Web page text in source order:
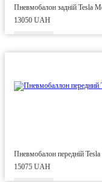
Пневмобалон задній Tesla
13050 UAH
Пневмобалон передній
15075 UAH